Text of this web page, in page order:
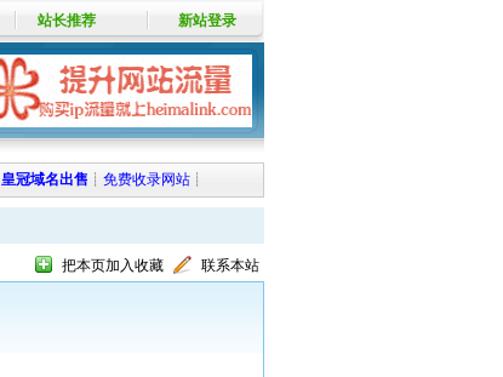
站长推荐 新站登录
皇冠域名出售 ┊ 免费收录网站 ┊
把本页加入收藏 联系本站